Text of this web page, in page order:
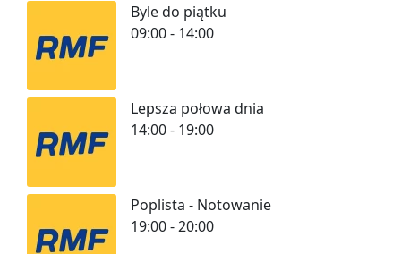
Byle do piątku
09:00 - 14:00
Lepsza połowa dnia
14:00 - 19:00
Poplista - Notowanie
19:00 - 20:00